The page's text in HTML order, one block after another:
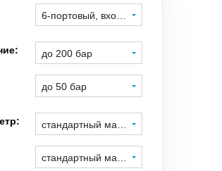
до 200 бар
до 50 бар